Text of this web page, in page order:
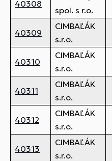
40308
spol. s r.o.
40309
CIMBAĽÁK
s.r.o.
40310
CIMBAĽÁK
s.r.o.
40311
CIMBAĽÁK
s.r.o.
40312
CIMBAĽÁK
s.r.o.
40313
CIMBAĽÁK
s.r.o.